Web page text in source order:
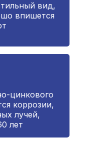
цинкового
коррозии,
лучей,
лет
вид,
впишется